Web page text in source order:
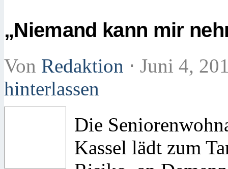
„Niemand kann mir
Von Redaktion ⋅ Juni 4,
hinterlassen
Die
Kassel lädt zum